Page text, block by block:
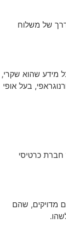
של משלוח
מידע שהוא שקרי,
בעל אופי
חברת כרטיסי
מדויקים, שהם